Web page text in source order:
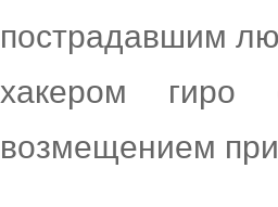
пострадавшим
хакером гиро
возмещением